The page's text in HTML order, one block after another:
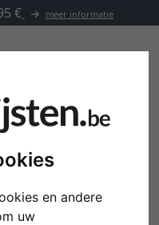
en andere
uw
€ meer informatie